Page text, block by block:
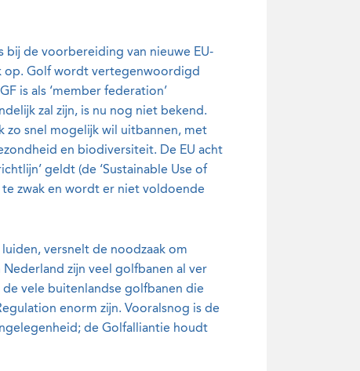
de voorbereiding van nieuwe EU-
op. Golf wordt vertegenwoordigd
is als ‘member federation’
zal zijn, is nu nog niet bekend.
zo snel mogelijk wil uitbannen, met
en biodiversiteit. De EU acht
geldt (de ‘Sustainable Use of
te zwak en wordt er niet voldoende
versnelt de noodzaak om
zijn veel golfbanen al ver
vele buitenlandse golfbanen die
enorm zijn. Vooralsnog is de
de Golfalliantie houdt